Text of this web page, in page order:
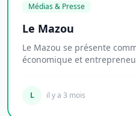
Médias & Presse
Le Mazou
Le Mazou se présente
économique et
L il y a 3 mois